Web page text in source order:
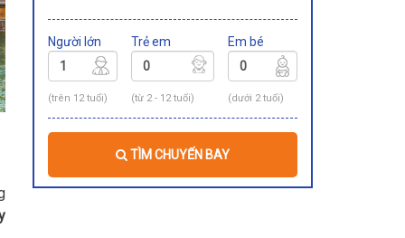
Người lớn
(trên 12 tuổi)
Trẻ em
(từ 2 - 12 tuổi)
Em bé
(dưới 2 tuổi)
TÌM CHUYẾN BAY